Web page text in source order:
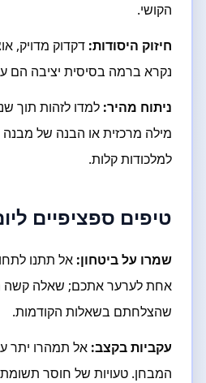
הקושי.
חיזוק היסודות: דקדוק מדויק,
נקרא ברמה בסיסית יציבה הם
ניתוח מהיר: למדו לזהות תוך
מילה מרכזית או הבנה של
למלכודות קלות.
טיפים ספציפיים
שמרו על ביטחון: אל תתנו
אחת לערער אתכם; שאלה קשה
שהצלחתם בשאלות הקודמות.
עקביות בקצב: אל תמהרו יתר
המבחן. טעויות של חוסר